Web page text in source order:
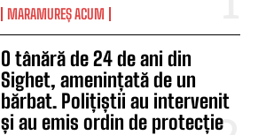
MARAMUREȘ ACUM
O tânără de 24 de ani din
Sighet, amenințată de un
bărbat. Polițiștii au intervenit
și au emis ordin de protecție